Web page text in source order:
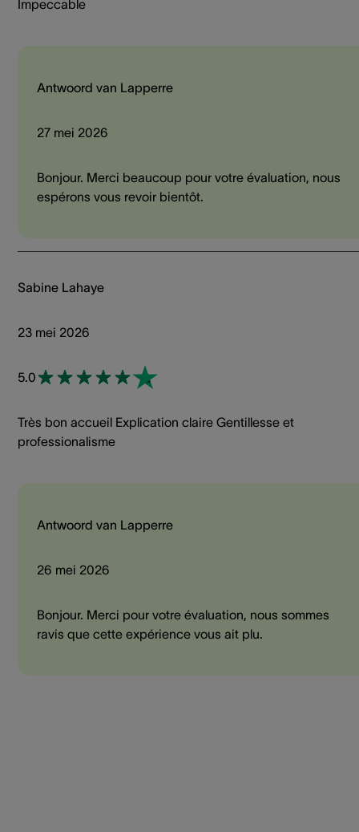
Impeccable
Antwoord van Lapperre
27 mei 2026
Bonjour. Merci beaucoup pour votre évaluation, nous
espérons vous revoir bientôt.
Sabine Lahaye
23 mei 2026
5.0
Très bon accueil Explication claire Gentillesse et
professionalisme
Antwoord van Lapperre
26 mei 2026
Bonjour. Merci pour votre évaluation, nous sommes
ravis que cette expérience vous ait plu.